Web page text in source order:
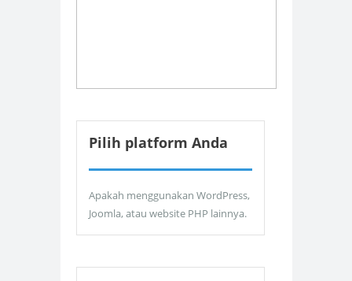
Pilih platform Anda
Apakah menggunakan WordPress,
Joomla, atau website PHP lainnya.